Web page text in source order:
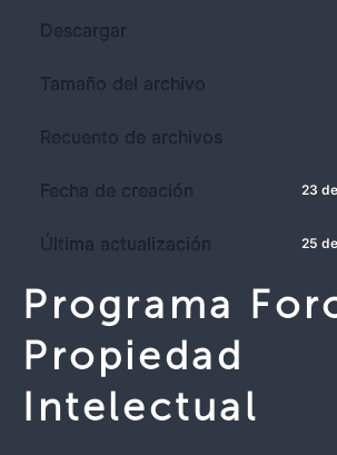
Descargar
Tamaño del archivo
Recuento de archivos
Fecha de creación 23
Última actualización 25
Programa
Propiedad
Intelectual